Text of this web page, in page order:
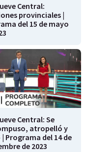
Central:
provinciales |
del 15 de mayo
Central: Se
atropelló y
Programa del 14 de
de 2023